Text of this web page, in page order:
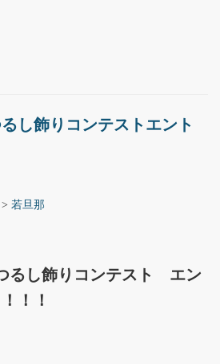
し飾りコンテストエント
> 若旦那
るし飾りコンテスト エン
！！